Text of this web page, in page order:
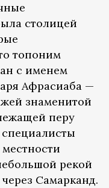
столицей
топоним
с именем
Афрасиаба —
знаменитой
перу
рекой
Самарканд.